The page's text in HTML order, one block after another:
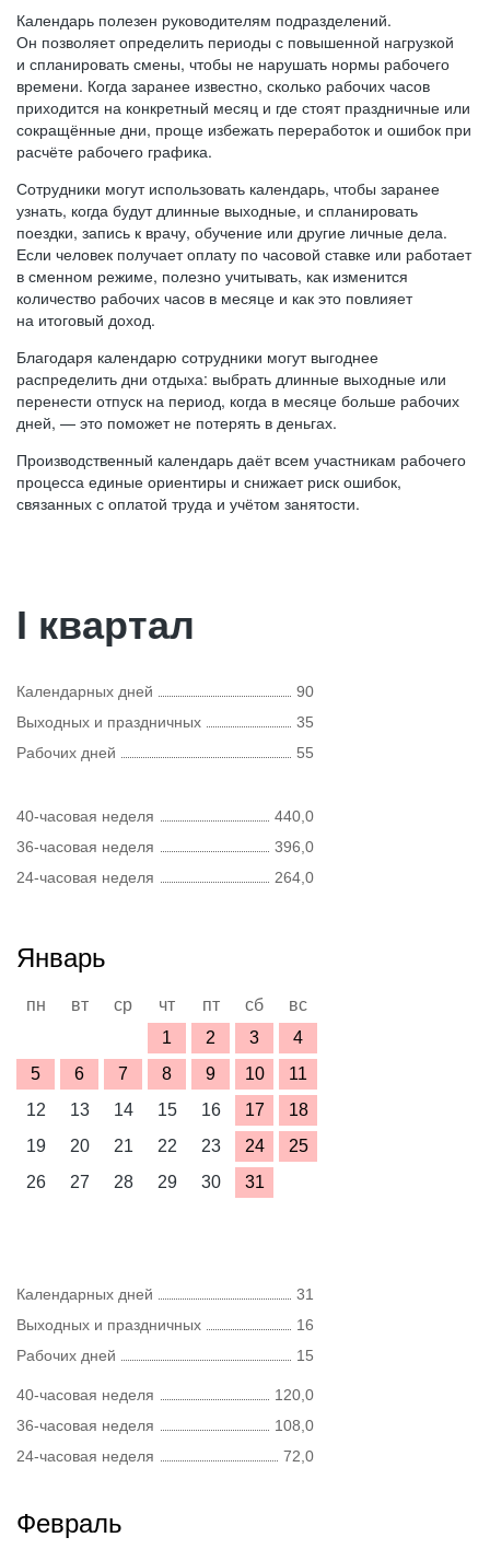
Календарь полезен руководителям подразделений.
Он позволяет определить периоды с повышенной нагрузкой
и спланировать смены, чтобы не нарушать нормы рабочего
времени. Когда заранее известно, сколько рабочих часов
приходится на конкретный месяц и где стоят праздничные или
сокращённые дни, проще избежать переработок и ошибок при
расчёте рабочего графика.
Сотрудники могут использовать календарь, чтобы заранее
узнать, когда будут длинные выходные, и спланировать
поездки, запись к врачу, обучение или другие личные дела.
Если человек получает оплату по часовой ставке или работает
в сменном режиме, полезно учитывать, как изменится
количество рабочих часов в месяце и как это повлияет
на итоговый доход.
Благодаря календарю сотрудники могут выгоднее
распределить дни отдыха: выбрать длинные выходные или
перенести отпуск на период, когда в месяце больше рабочих
дней, — это поможет не потерять в деньгах.
Производственный календарь даёт всем участникам рабочего
процесса единые ориентиры и снижает риск ошибок,
связанных с оплатой труда и учётом занятости.
I квартал
Календарных дней
90
Выходных и праздничных
35
Рабочих дней
55
40-часовая неделя
440,0
36-часовая неделя
396,0
24-часовая неделя
264,0
Январь
пн вт ср чт пт сб
вс
1
2 3
4
5
6 7 8 9 10
11
12
13 14 15 16 17
18
19
20 21 22 23 24
25
26
27 28 29 30 31
Календарных дней
31
Выходных и праздничных
16
Рабочих дней
15
40-часовая неделя
120,0
36-часовая неделя
108,0
24-часовая неделя
72,0
Февраль